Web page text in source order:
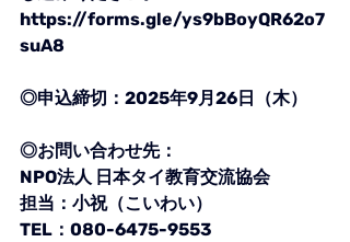
https://forms.gle/ys9bBoyQR62o7
suA8
◎申込締切：2025年9月26日（木）
◎お問い合わせ先：
NPO法人 日本タイ教育交流協会
担当：小祝（こいわい）
TEL：080-6475-9553